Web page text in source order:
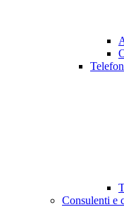
Consulenti e